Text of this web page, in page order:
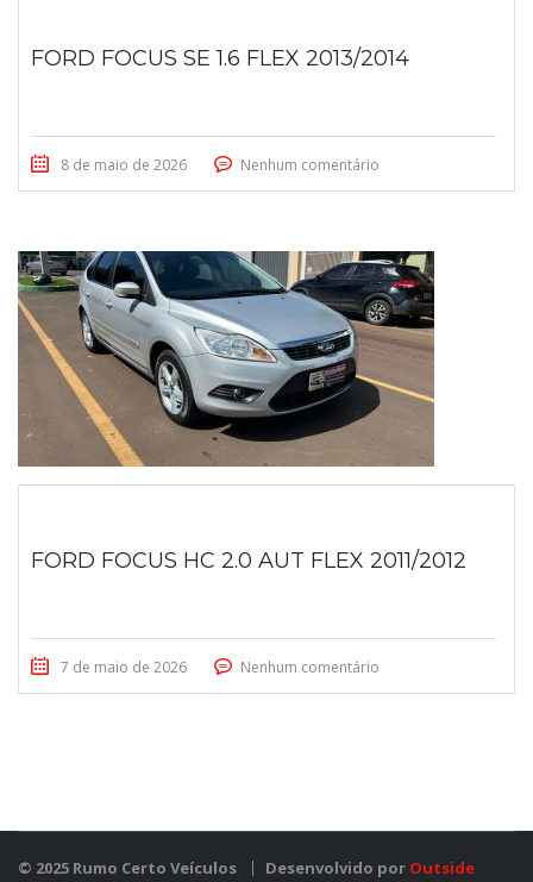
FORD FOCUS SE 1.6 FLEX 2013/2014
8 de maio de 2026 Nenhum comentário
FORD FOCUS HC 2.0 AUT FLEX 2011/2012
7 de maio de 2026 Nenhum comentário
© 2025 Rumo Certo Veículos Desenvolvido por Outside